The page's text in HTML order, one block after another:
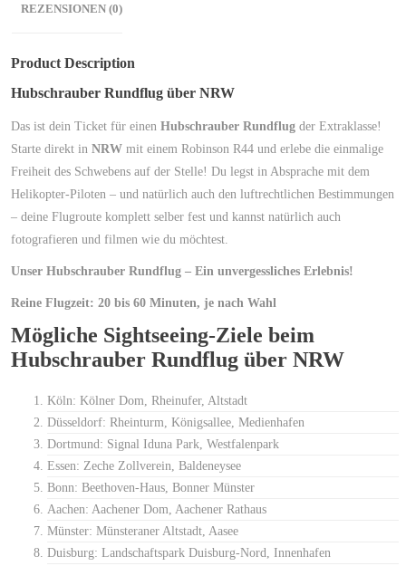
REZENSIONEN (0)
Product Description
Hubschrauber Rundflug über NRW
Das ist dein Ticket für einenHubschrauber Rundflug der Extraklasse!
Starte direkt inNRWmit einem Robinson R44 und erlebe die einmalige
Freiheit des Schwebens auf der Stelle! Du legst in Absprache mit dem
Helikopter-Piloten – und natürlich auch den luftrechtlichen Bestimmungen
– deine Flugroute komplett selber fest und kannst natürlich auch
fotografieren und filmen wie du möchtest.
Unser Hubschrauber Rundflug – Ein unvergessliches Erlebnis!
Reine Flugzeit: 20 bis 60 Minuten, je nach Wahl
Mögliche Sightseeing-Ziele beim
Hubschrauber Rundflug über NRW
Köln: Kölner Dom, Rheinufer, Altstadt
Düsseldorf: Rheinturm, Königsallee, Medienhafen
Dortmund: Signal Iduna Park, Westfalenpark
Essen: Zeche Zollverein, Baldeneysee
Bonn: Beethoven-Haus, Bonner Münster
Aachen: Aachener Dom, Aachener Rathaus
Münster: Münsteraner Altstadt, Aasee
Duisburg: Landschaftspark Duisburg-Nord, Innenhafen